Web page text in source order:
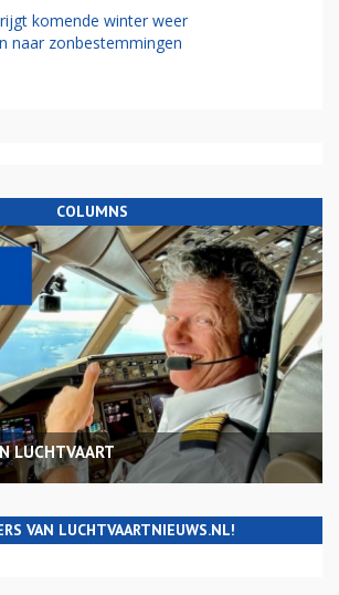
komende winter weer
naar zonbestemmingen
COLUMNS
LUCHTVAART
VAN LUCHTVAARTNIEUWS.NL!